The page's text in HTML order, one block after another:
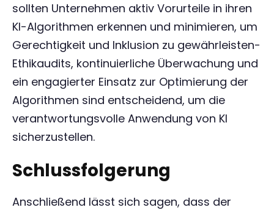
sollten Unternehmen aktiv Vorurteile in ihren
KI-Algorithmen erkennen und minimieren, um
Gerechtigkeit und Inklusion zu gewährleisten-
Ethikaudits, kontinuierliche Überwachung und
ein engagierter Einsatz zur Optimierung der
Algorithmen sind entscheidend, um die
verantwortungsvolle Anwendung von KI
sicherzustellen.
Schlussfolgerung
Anschließend lässt sich sagen, dass der